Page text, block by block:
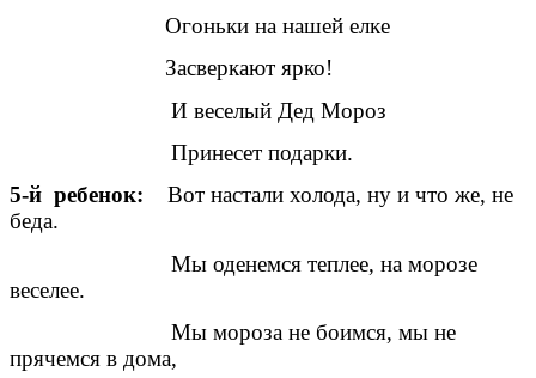
Огоньки на нашей елке
Засверкают ярко!
И веселый Дед Мороз
Принесет подарки.
5-й ребенок: Вот настали холода, ну и что же, не
беда.
Мы оденемся теплее, на морозе
веселее.
Мы мороза не боимся, мы не
прячемся в дома,